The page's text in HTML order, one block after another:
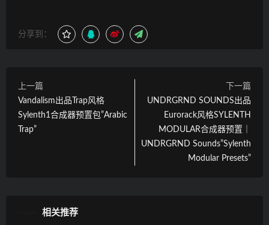
分享到：
上一篇
Vandalism出品Trap风格
Sylenth1合成器预置包”Arabic
Trap”
下一篇
UNDRGRND SOUNDS出品
Eurorack风格SYLENTH
MODULAR合成器预置｜
UNDRGRND Sounds”Sylenth
Modular Presets”
相关推荐